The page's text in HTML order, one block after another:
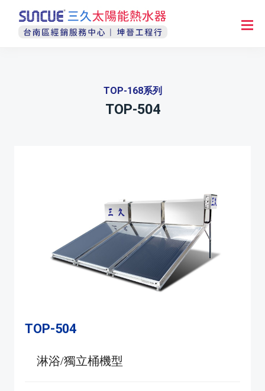
TOP-168系列
TOP-504
TOP-504
淋浴/獨立桶機型